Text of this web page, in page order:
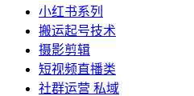
小红书系列
搬运起号技术
摄影剪辑
短视频直播类
社群运营 私域